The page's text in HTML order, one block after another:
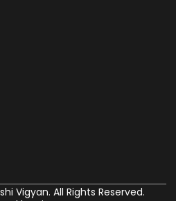
Vigyan. All Rights Reserved.